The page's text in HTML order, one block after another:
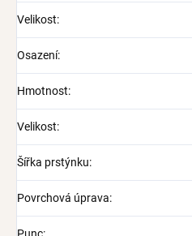
Velikost:
Osazení:
Hmotnost:
Velikost:
Šířka prstýnku:
Povrchová úprava: